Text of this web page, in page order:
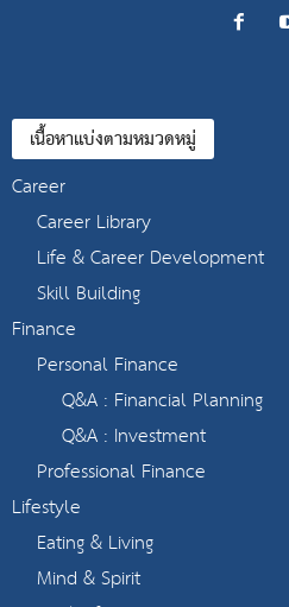
เนื้อหาแบ่งตามหมวดหมู่
Career
Career Library
Life & Career Development
Skill Building
Finance
Personal Finance
Q&A : Financial Planning
Q&A : Investment
Professional Finance
Lifestyle
Eating & Living
Mind & Spirit